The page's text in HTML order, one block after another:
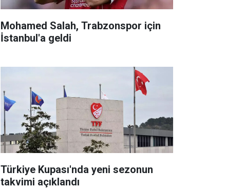
Mohamed Salah, Trabzonspor için
İstanbul'a geldi
Türkiye Kupası'nda yeni sezonun
takvimi açıklandı